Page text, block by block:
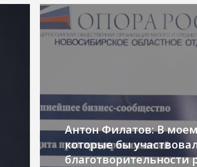
Антон Филатов: В
которые бы
благотворительности